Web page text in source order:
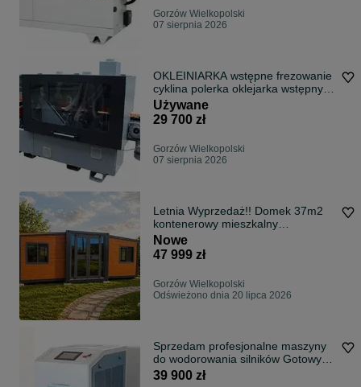
Gorzów Wielkopolski
07 sierpnia 2026
OKLEINIARKA wstępne frezowanie
cyklina polerka oklejarka wstępny
frez 2020
Używane
29 700 zł
Gorzów Wielkopolski
07 sierpnia 2026
Letnia Wyprzedaż!! Domek 37m2
kontenerowy mieszkalny
WYPOSAŻONY, biuro usługowe,
montaż GRATIS
Nowe
47 999 zł
Gorzów Wielkopolski
Odświeżono dnia 20 lipca 2026
Sprzedam profesjonalne maszyny
do wodorowania silników Gotowy
model działalności wodorowania
39 900 zł